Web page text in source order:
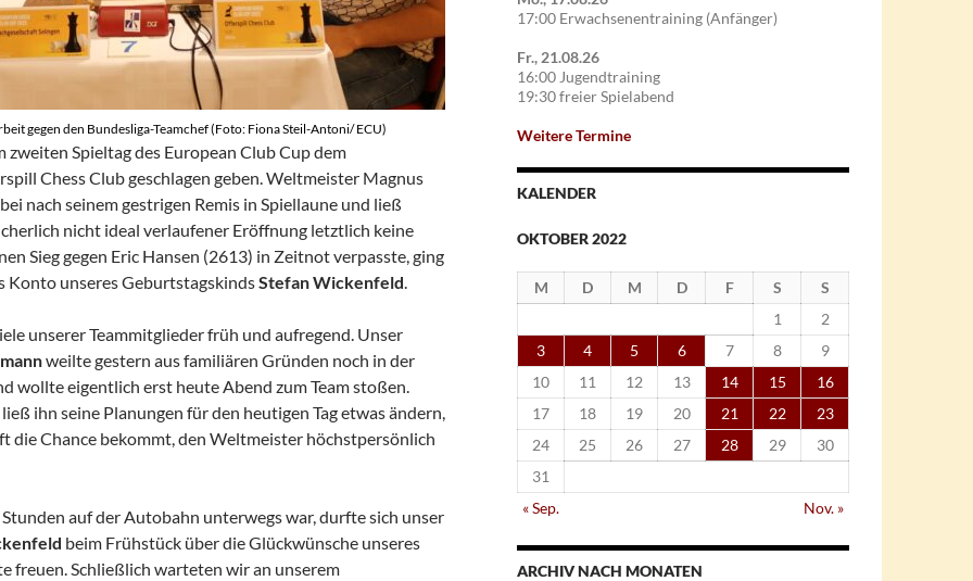
gegen den Bundesliga-Teamchef (Foto: Fiona Steil-Antoni/ ECU)
zweiten Spieltag des European Club Cup dem
Chess Club geschlagen geben. Weltmeister Magnus
nach seinem gestrigen Remis in Spiellaune und ließ
nicht ideal verlaufener Eröffnung letztlich keine
Sieg gegen Eric Hansen (2613) in Zeitnot verpasste, ging
Konto unseres GeburtstagskindsStefan Wickenfeld.
unserer Teammitglieder früh und aufregend. Unser
weilte gestern aus familiären Gründen noch in der
wollte eigentlich erst heute Abend zum Team stoßen.
ihn seine Planungen für den heutigen Tag etwas ändern,
die Chance bekommt, den Weltmeister höchstpersönlich
auf der Autobahn unterwegs war, durfte sich unser
beim Frühstück über die Glückwünsche unseres
freuen. Schließlich warteten wir an unserem
17:00 Erwachsenentraining (Anfänger)
Fr., 21.08.26
16:00 Jugendtraining
19:30 freier Spielabend
Weitere Termine
KALENDER
OKTOBER 2022
M D M D F S
S
1
2
3
4 5 6 7 8
9
10
11 12 13 14 15
16
17
18 19 20 21 22
23
24
25 26 27 28 29
30
31
« Sep.
Nov. »
ARCHIV NACH MONATEN